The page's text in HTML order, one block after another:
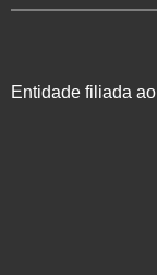
Entidade filiada ao